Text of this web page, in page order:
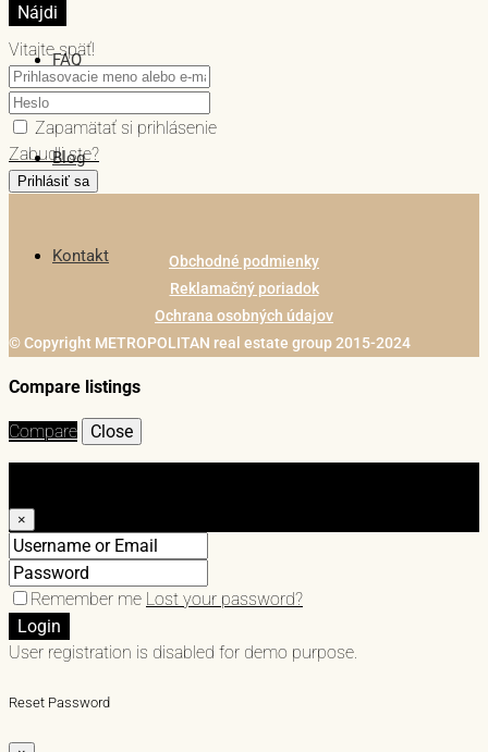
FAQ
Blog
Kontakt
Nájdi
Vitajte späť!
Zapamätať si prihlásenie
Zabudli ste?
Prihlásiť sa
Obchodné podmienky
Reklamačný poriadok
Ochrana osobných údajov
© Copyright METROPOLITAN real estate group 2015-2024
Compare listings
Compare Close
×
Remember me Lost your password?
Login
User registration is disabled for demo purpose.
Reset Password